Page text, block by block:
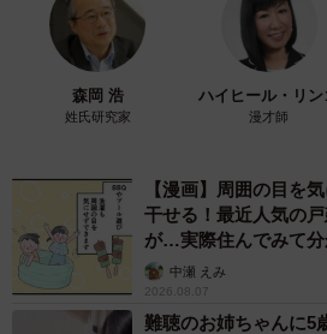
ズ、口金のＬＥＤランプは存在しま
明器具は蛍光ランプと組み合わせる
ております。既設の照明器具との組
合、ＬＥＤランプが点灯しない場
──蛍光灯の照明器具は、器具ごと
蛍光灯器具の内部には安定器と呼
ており、この部品は経年の劣化に
森岡 浩
姓氏研究家
ハイヒール・リン
漫才師
【漫画】周囲の目を
干せる！最近人気の
が…実際住んでみて分
中瀬 えみ
2026.08.07
難聴のお姉ちゃんに